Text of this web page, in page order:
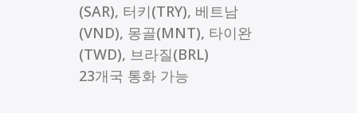
(SAR), 터키(TRY), 베트남
(VND), 몽골(MNT), 타이완
(TWD), 브라질(BRL)
23개국 통화 가능